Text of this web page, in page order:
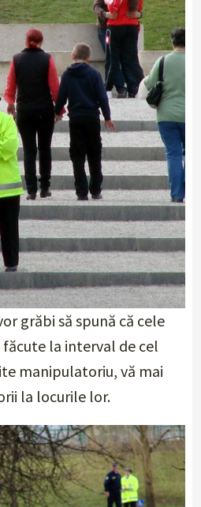
grăbi să spună că cele
la interval de cel
manipulatoriu, vă mai
la locurile lor.